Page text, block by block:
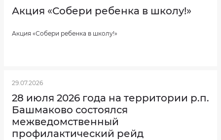
Акция «Собери ребенка в школу!»
Акция «Собери ребенка в школу!»
29.07.2026
28 июля 2026 года на территории р.п.
Башмаково состоялся
межведомственный
профилактический рейд